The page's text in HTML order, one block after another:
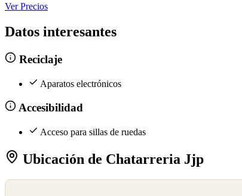
Ver Precios
Datos interesantes
Reciclaje
Aparatos electrónicos
Accesibilidad
Acceso para sillas de ruedas
Ubicación de Chatarreria Jjp